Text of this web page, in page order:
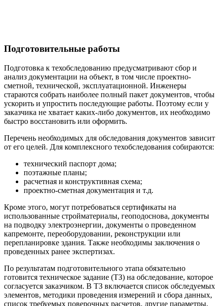
Подготовительные работы
Подготовка к техобследованию предусматривают сбор и
анализ документации на объект, в том числе проектно-
сметной, технической, эксплуатационной. Инженеры
стараются собрать наиболее полный пакет документов, чтобы
ускорить и упростить последующие работы. Поэтому если у
заказчика не хватает каких-либо документов, их необходимо
быстро восстановить или оформить.
Перечень необходимых для обследования документов зависит
от его целей. Для комплексного техобследования собираются:
технический паспорт дома;
поэтажные планы;
расчетная и конструктивная схема;
проектно-сметная документация и т.д.
Кроме этого, могут потребоваться сертификаты на
использованные стройматериалы, геоподоснова, документы
на подводку электроэнергии, документы о проведенном
капремонте, переоборудовании, реконструкции или
перепланировке здания. Также необходимы заключения о
проведенных ранее экспертизах.
По результатам подготовительного этапа обязательно
готовится техническое задание (ТЗ) на обследование, которое
согласуется заказчиком. В ТЗ включается список обследуемых
элементов, методики проведения измерений и сбора данных,
список требуемых поверочных расчетов, другие параметры.